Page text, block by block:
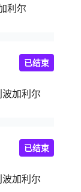
利尔
加利尔
已结束
加利尔
已结束